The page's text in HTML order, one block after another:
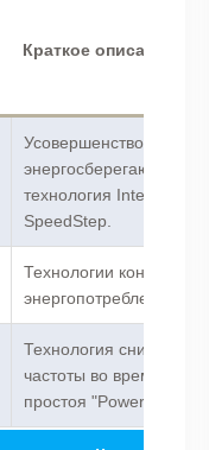
Краткое описание
Усовершенствованная
энергосберегающая
технология Intel
SpeedStep.
Технологии контроля
энергопотребления.
Технология снижения
частоты во время
простоя "PowerNow!".